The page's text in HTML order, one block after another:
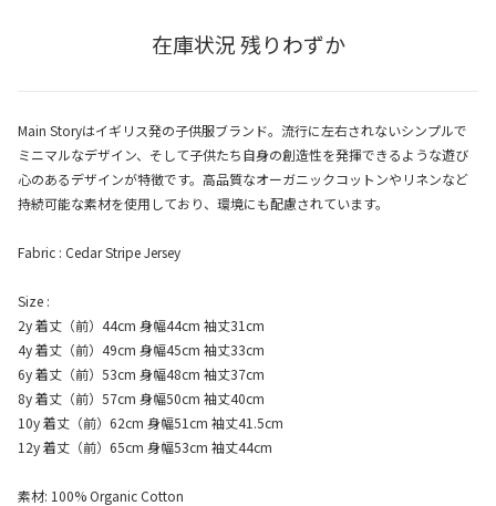
在庫状況 残りわずか
Main Storyはイギリス発の子供服ブランド。流行に左右されないシンプルで
ミニマルなデザイン、そして子供たち自身の創造性を発揮できるような遊び
心のあるデザインが特徴です。高品質なオーガニックコットンやリネンなど
持続可能な素材を使用しており、環境にも配慮されています。
Fabric : Cedar Stripe Jersey
Size :
2y 着丈（前）44cm 身幅44cm 袖丈31cm
4y 着丈（前）49cm 身幅45cm 袖丈33cm
6y 着丈（前）53cm 身幅48cm 袖丈37cm
8y 着丈（前）57cm 身幅50cm 袖丈40cm
10y 着丈（前）62cm 身幅51cm 袖丈41.5cm
12y 着丈（前）65cm 身幅53cm 袖丈44cm
素材: 100% Organic Cotton